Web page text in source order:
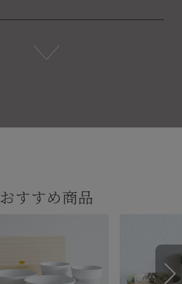
おすすめ商品